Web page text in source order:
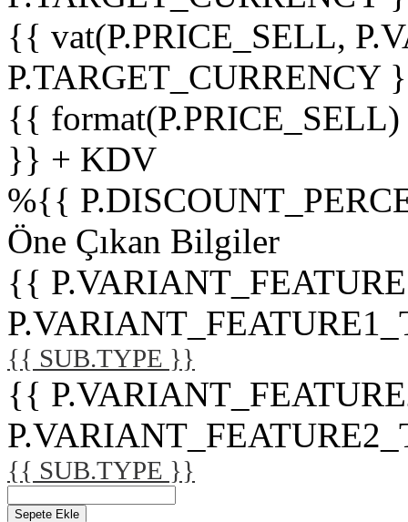
{{ vat(P.PRICE_SELL,
P.TARGET_CURRENCY
{{
}} + KDV
%{{
Öne Çıkan Bilgiler
{{
{{ SUB.TYPE }}
{{
{{ SUB.TYPE }}
Sepete Ekle